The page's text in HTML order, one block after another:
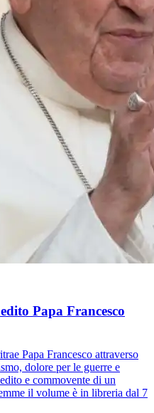
Papa Francesco
Papa Francesco attraverso
dolore per le guerre e
e commovente di un
il volume è in libreria dal 7